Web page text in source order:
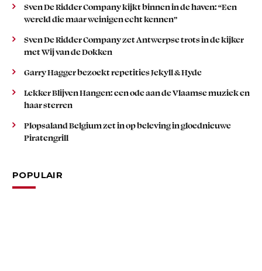
Sven De Ridder Company kijkt binnen in de haven: “Een
wereld die maar weinigen echt kennen”
Sven De Ridder Company zet Antwerpse trots in de kijker
met Wij van de Dokken
Garry Hagger bezoekt repetities Jekyll & Hyde
Lekker Blijven Hangen: een ode aan de Vlaamse muziek en
haar sterren
Plopsaland Belgium zet in op beleving in gloednieuwe
Piratengrill
POPULAIR